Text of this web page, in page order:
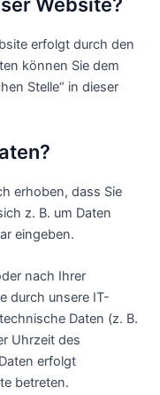
Website?
erfolgt durch den
können Sie dem
Stelle“ in dieser
erhoben, dass Sie
z. B. um Daten
eingeben.
nach Ihrer
durch unsere IT-
Daten (z. B.
Uhrzeit des
erfolgt
betreten.